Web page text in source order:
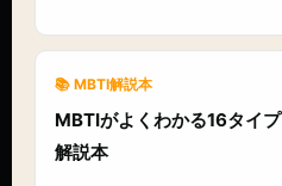
📚 MBTI解説本
MBTIがよくわかる16タイプ
解説本